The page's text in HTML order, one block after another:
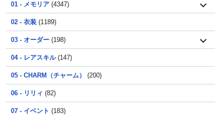
01 - メモリア (4347)
02 - 衣装 (1189)
03 - オーダー (198)
04 - レアスキル(147)
05 - CHARM（チャーム） (200)
06 - リリィ (82)
07 - イベント (183)